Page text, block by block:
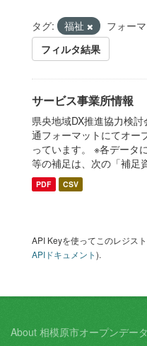
タグ: 福祉 フォー
フィルタ結果
サービス事業所情報
県央地域DX推進協力検
通フォーマットにてオー
っています。 ※各データ
等の補足は、次の「補足
PDF CSV
API Keyを使ってこのレジス
APIドキュメント).
About 相模原市オープンデー